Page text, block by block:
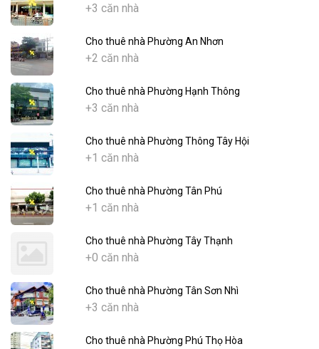
+3 căn nhà
Cho thuê nhà Phường An Nhơn
+2 căn nhà
Cho thuê nhà Phường Hạnh Thông
+3 căn nhà
Cho thuê nhà Phường Thông Tây Hội
+1 căn nhà
Cho thuê nhà Phường Tân Phú
+1 căn nhà
Cho thuê nhà Phường Tây Thạnh
+0 căn nhà
Cho thuê nhà Phường Tân Sơn Nhì
+3 căn nhà
Cho thuê nhà Phường Phú Thọ Hòa